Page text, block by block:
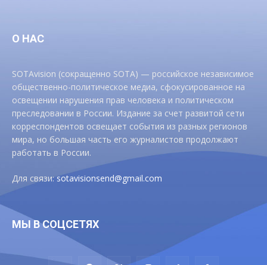
О НАС
SOTAvision (сокращенно SOTA) — российское независимое
общественно-политическое медиа, сфокусированное на
освещении нарушения прав человека и политическом
преследовании в России. Издание за счет развитой сети
корреспондентов освещает события из разных регионов
мира, но большая часть его журналистов продолжают
работать в России.
Для связи:sotavisionsend@gmail.com
МЫ В СОЦСЕТЯХ